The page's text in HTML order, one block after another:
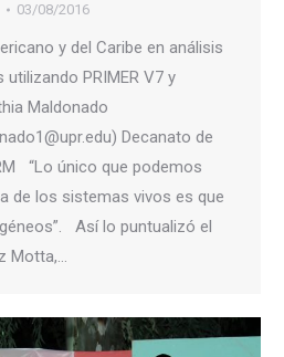
03/08/2016
y del Caribe en análisis
PRIMER V7 y
Maldonado
Decanato de
“Lo único que podemos
de los sistemas vivos es que
Así lo puntualizó el
Motta,…